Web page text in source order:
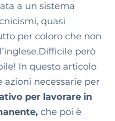
a un sistema
quasi
per coloro che non
Difficile però
In questo articolo
azioni necessarie per
per lavorare in
che poi è